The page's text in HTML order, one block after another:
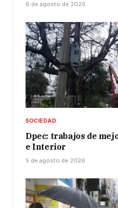
6 de agosto de 2026
SOCIEDAD
Dpec: trabajos de
e Interior
5 de agosto de 2026